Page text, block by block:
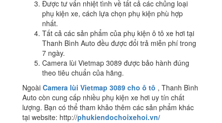
Được tư vấn nhiệt tình về tất cả các chủng loại
phụ kiện xe, cách lựa chọn phụ kiện phù hợp
nhất.
Tất cả các sản phẩm của phụ kiện ô tô xe hơi tại
Thanh Bình Auto đều được đổi trả miễn phí trong
7 ngày.
Camera lùi Vietmap 3089 được bảo hành đúng
theo tiêu chuẩn của hãng.
Ngoài Camera lùi Vietmap 3089 cho ô tô , Thanh Bình
Auto còn cung cấp nhiều phụ kiện xe hơi uy tín chất
lượng. Bạn có thể tham khảo thêm các sản phẩm khác
tại website: http://phukiendochoixehoi.vn/